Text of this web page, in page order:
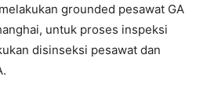
grounded pesawat GA
untuk proses inspeksi
disinseksi pesawat dan